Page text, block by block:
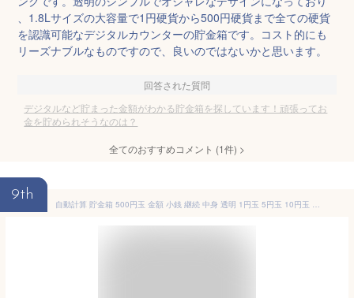
、1.8Lサイズの大容量で1円硬貨から500円硬貨まで全ての硬貨
を認識可能なデジタルカウンターの貯金箱です。コスト的にも
リーズナブルなものですので、良いのではないかと思います。
回答された質問
デジタルなど貯まった金額がわかる貯金箱を探しています！頑張ってお
金を貯められそうなのは？
全てのおすすめコメント (1件) >
9th
自動計算 貯金箱 500円玉 金額 小銭 継続 中身 透明 1円玉 5円玉 10円玉 50円玉 100円玉 雑貨 プレゼント ギフト 贈り物 コンパクト 引っ越し 新居 家 お小遣い お年玉 貯金 百万円 お金 現金 節約 硬貨 お札 勉強 学習 インテリア 液晶表示 残高自動計算 全硬貨対応 800枚